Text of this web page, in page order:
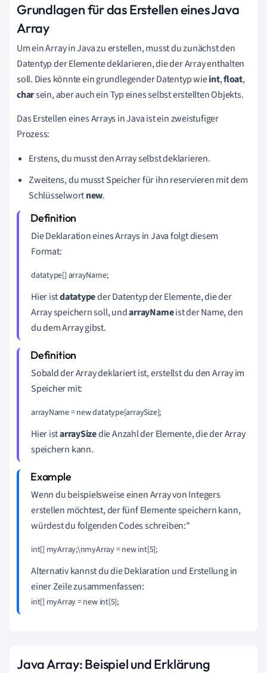
Grundlagen für das Erstellen eines Java
Array
Um ein Array in Java zu erstellen, musst du zunächst den
Datentyp der Elemente deklarieren, die der Array enthalten
soll. Dies könnte ein grundlegender Datentyp wieint,float,
charsein, aber auch ein Typ eines selbst erstellten Objekts.
Das Erstellen eines Arrays in Java ist ein zweistufiger
Prozess:
Erstens, du musst den Array selbst deklarieren.
Zweitens, du musst Speicher für ihn reservieren mit dem
Schlüsselwortnew.
Die Deklaration eines Arrays in Java folgt diesem
Format:
datatype[] arrayName;
Hier istdatatypeder Datentyp der Elemente, die der
Array speichern soll, undarrayNameist der Name, den
du dem Array gibst.
Sobald der Array deklariert ist, erstellst du den Array im
Speicher mit:
arrayName = new datatype[arraySize];
Hier istarraySizedie Anzahl der Elemente, die der Array
speichern kann.
Wenn du beispielsweise einen Array von Integers
erstellen möchtest, der fünf Elemente speichern kann,
würdest du folgenden Codes schreiben:"
int[] myArray;\nmyArray = new int[5];
Alternativ kannst du die Deklaration und Erstellung in
einer Zeile zusammenfassen:
int[] myArray = new int[5];
Java Array: Beispiel und Erklärung